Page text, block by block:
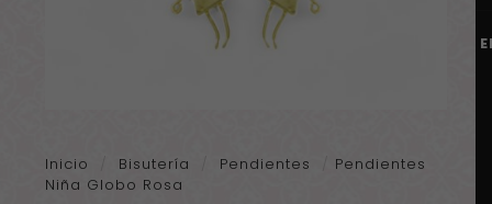
Inicio Bisutería Pendientes
Pendientes
Niña Globo Rosa